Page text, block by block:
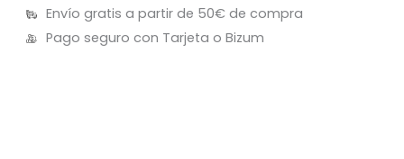
Envío gratis a partir de 50€ de compra
Pago seguro con Tarjeta o Bizum